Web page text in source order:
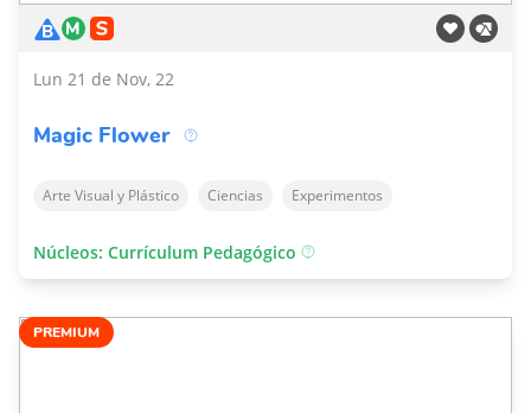
Lun 21 de Nov, 22
Magic Flower
Arte Visual y Plástico Ciencias Experimentos
Núcleos: Currículum Pedagógico
PREMIUM